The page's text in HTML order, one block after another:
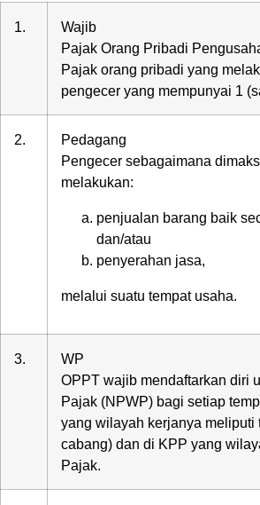
1.
Wajib
Pajak Orang Pribadi
Pajak orang pribadi yang
pengecer yang mempunyai 1
2.
Pedagang
Pengecer sebagaimana
melakukan:
penjualan barang baik
dan/atau
penyerahan jasa,
melalui suatu tempat usaha.
3.
WP
OPPT wajib mendaftarkan diri
Pajak (NPWP) bagi setiap
yang wilayah kerjanya meliputi
cabang) dan di KPP yang
Pajak.